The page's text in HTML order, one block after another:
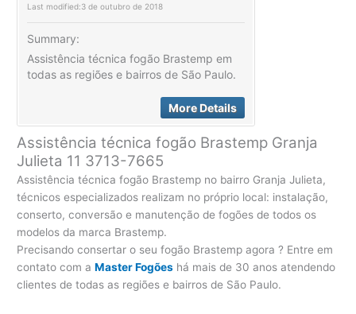
Last modified:3 de outubro de 2018
Summary:
Assistência técnica fogão Brastemp em
todas as regiões e bairros de São Paulo.
More Details
Assistência técnica fogão Brastemp Granja
Julieta 11 3713-7665
Assistência técnica fogão Brastemp no bairro Granja Julieta,
técnicos especializados realizam no próprio local: instalação,
conserto, conversão e manutenção de fogões de todos os
modelos da marca Brastemp.
Precisando consertar o seu fogão Brastemp agora ? Entre em
contato com aMaster Fogões há mais de 30 anos atendendo
clientes de todas as regiões e bairros de São Paulo.